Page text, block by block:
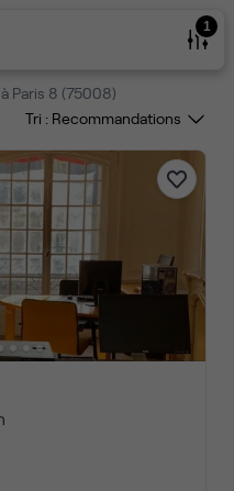
1
Paris 8 (75008)
Tri :